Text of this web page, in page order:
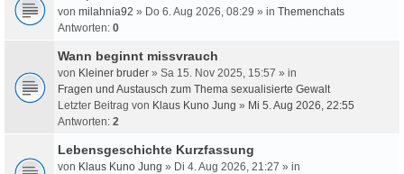
von milahnia92 » Do 6. Aug 2026, 08:29 » in Themenchats
Antworten: 0
Wann beginnt missvrauch
von Kleiner bruder » Sa 15. Nov 2025, 15:57 » in
Fragen und Austausch zum Thema sexualisierte Gewalt
Letzter Beitrag von Klaus Kuno Jung » Mi 5. Aug 2026, 22:55
Antworten: 2
Lebensgeschichte Kurzfassung
von Klaus Kuno Jung » Di 4. Aug 2026, 21:27 » in